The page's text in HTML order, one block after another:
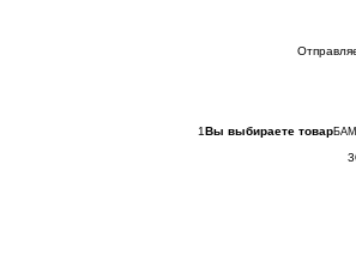
1 Вы выбираете товар
3